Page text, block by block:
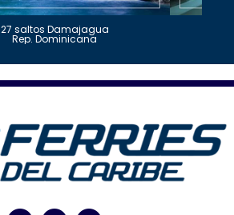
27 saltos Damajagua
Rep. Dominicana